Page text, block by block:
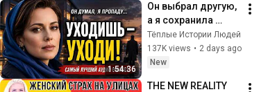
1:54:36
Он выбрал другую,
а я сохранила
гордость и
отпустила его
Тёплые Истории Людей
137K views • 2 days ago
New
THE NEW REALITY